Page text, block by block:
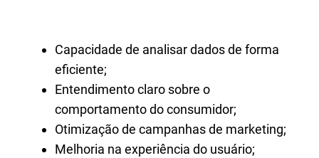
Capacidade de analisar dados de forma
eficiente;
Entendimento claro sobre o
comportamento do consumidor;
Otimização de campanhas de marketing;
Melhoria na experiência do usuário;